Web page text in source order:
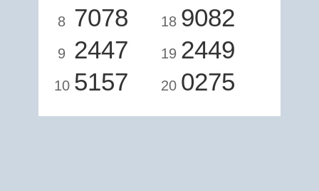
8 7078
9 2447
10 5157
18 9082
19 2449
20 0275